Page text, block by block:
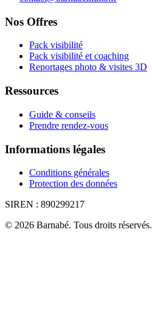
Nos Offres
Pack visibilité
Pack visibilité et coaching
Reportages photo & visites 3D
Ressources
Guide & conseils
Prendre rendez-vous
Informations légales
Conditions générales
Protection des données
SIREN : 890299217
© 2026 Barnabé. Tous droits réservés.